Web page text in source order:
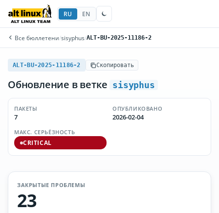
RU EN
Все бюллетени/sisyphus/ALT-BU-2025-11186-2
ALT-BU-2025-11186-2 Скопировать
Обновление в ветке sisyphus
ПАКЕТЫ
7
ОПУБЛИКОВАНО
2026-02-04
МАКС. СЕРЬЁЗНОСТЬ
CRITICAL
ЗАКРЫТЫЕ ПРОБЛЕМЫ
23